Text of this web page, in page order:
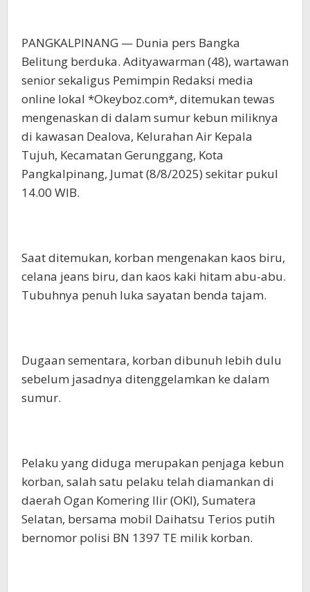
PANGKALPINANG — Dunia pers Bangka
Belitung berduka. Adityawarman (48), wartawan
senior sekaligus Pemimpin Redaksi media
online lokal *Okeyboz.com*, ditemukan tewas
mengenaskan di dalam sumur kebun miliknya
di kawasan Dealova, Kelurahan Air Kepala
Tujuh, Kecamatan Gerunggang, Kota
Pangkalpinang, Jumat (8/8/2025) sekitar pukul
14.00 WIB.
Saat ditemukan, korban mengenakan kaos biru,
celana jeans biru, dan kaos kaki hitam abu-abu.
Tubuhnya penuh luka sayatan benda tajam.
Dugaan sementara, korban dibunuh lebih dulu
sebelum jasadnya ditenggelamkan ke dalam
sumur.
Pelaku yang diduga merupakan penjaga kebun
korban, salah satu pelaku telah diamankan di
daerah Ogan Komering Ilir (OKI), Sumatera
Selatan, bersama mobil Daihatsu Terios putih
bernomor polisi BN 1397 TE milik korban.